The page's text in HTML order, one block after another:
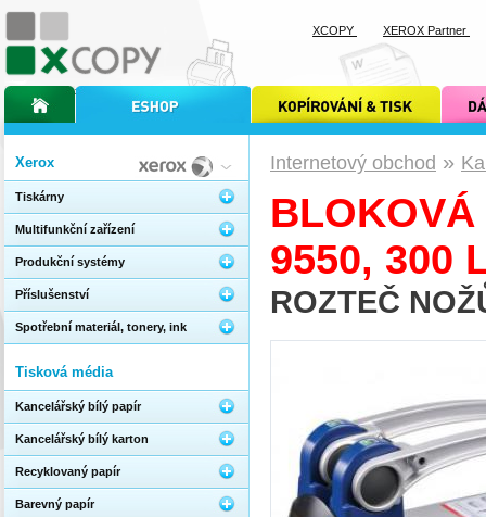
Internetový obchod »
BLOKOVÁ
9550, 300
ROZTEČ
Xerox
Tiskárny
Multifunkční zařízení
Produkční systémy
Příslušenství
Spotřební materiál, tonery, ink
Tisková média
Kancelářský bílý papír
Kancelářský bílý karton
Recyklovaný papír
Barevný papír
úvodní stránka xcopyinternetový obchod xcopy kopírování a tisk xcopy dárkové
XCOPY XEROX Partner